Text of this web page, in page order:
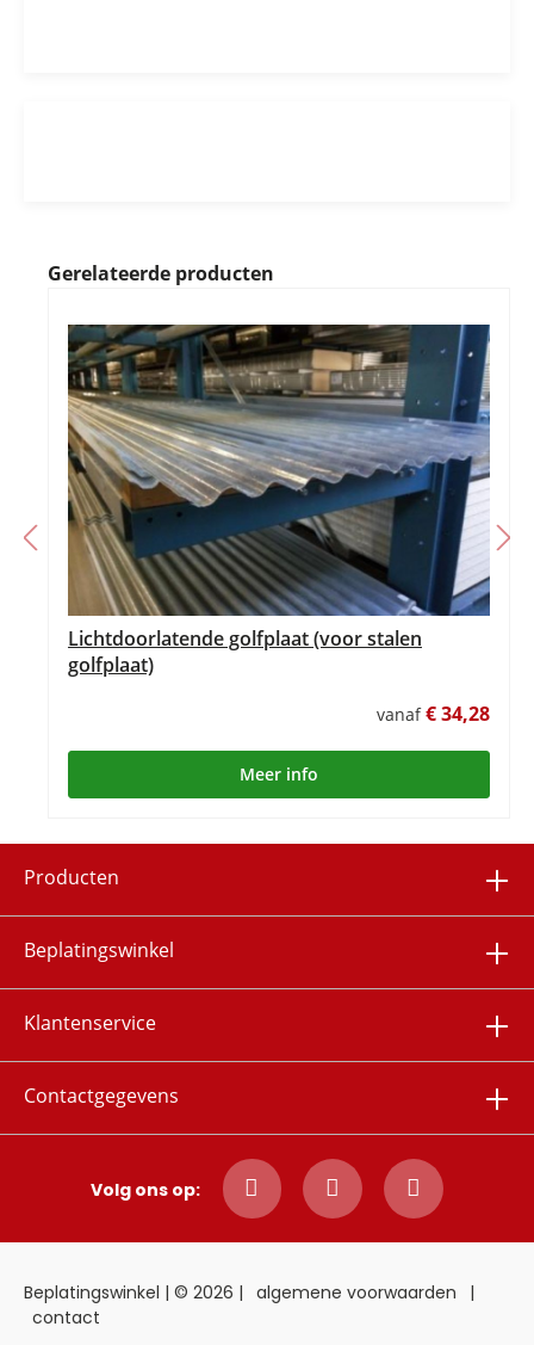
Gerelateerde producten
Lichtdoorlatende golfplaat (voor stalen
golfplaat)
vanaf€ 34,28
Meer info
Producten
Beplatingswinkel
Klantenservice
Contactgegevens
Volg ons op:
Beplatingswinkel | © 2026 | algemene voorwaarden
|
contact